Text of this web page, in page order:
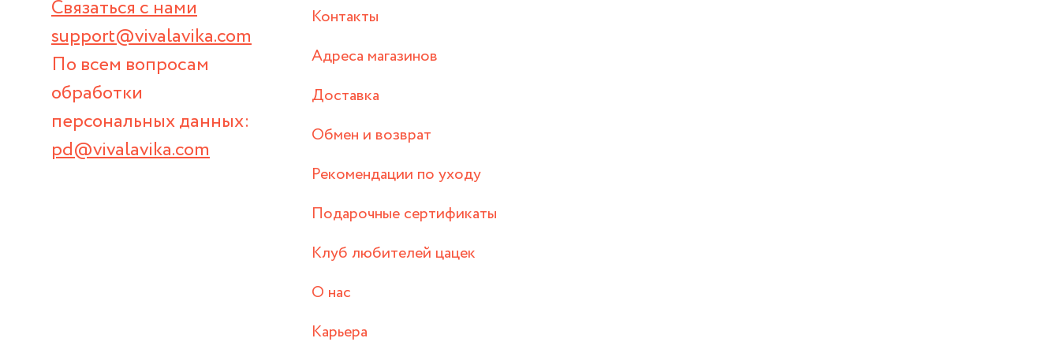
Связаться с нами
support@vivalavika.com
По всем вопросам
обработки
персональных данных:
pd@vivalavika.com
Контакты
Адреса магазинов
Доставка
Обмен и возврат
Рекомендации по уходу
Подарочные сертификаты
Клуб любителей цацек
О нас
Карьера